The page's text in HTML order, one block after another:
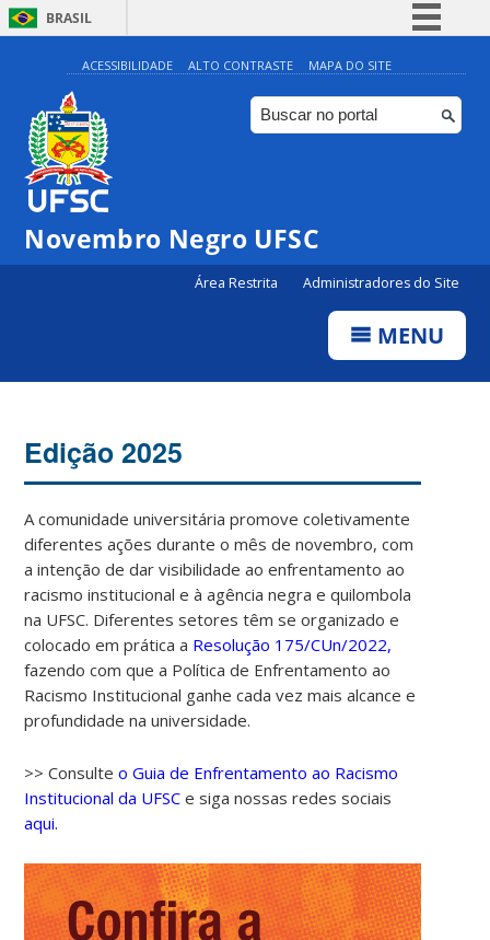
BRASIL
Simplifique!
Comunica BR
Participe
ACESSIBILIDADE ALTO CONTRASTE MAPA DO SITE
Novembro Negro UFSC
Área Restrita Administradores do Site
MENU
Edição 2025
A comunidade universitária promove coletivamente
diferentes ações durante o mês de novembro, com
a intenção de dar visibilidade ao enfrentamento ao
racismo institucional e à agência negra e quilombola
na UFSC. Diferentes setores têm se organizado e
colocado em prática a Resolução 175/CUn/2022,
fazendo com que a Política de Enfrentamento ao
Racismo Institucional ganhe cada vez mais alcance e
profundidade na universidade.
>> Consulteo Guia de Enfrentamento ao Racismo
Institucional da UFSC e siga nossas redes sociais
aqui.